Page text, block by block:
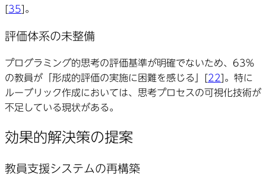
[35]。
評価体系の未整備
プログラミング的思考の評価基準が明確でないため、63%
の教員が「形成的評価の実施に困難を感じる」[22]。特に
ルーブリック作成においては、思考プロセスの可視化技術が
不足している現状がある。
効果的解決策の提案
教員支援システムの再構築